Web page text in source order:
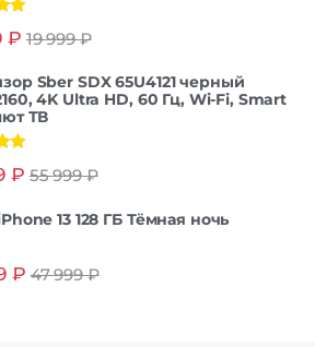
₽ 19 999₽
Sber SDX 65U4121 черный
4K Ultra HD, 60 Гц, Wi-Fi, Smart
ТВ
₽ 55 999₽
13 128 ГБ Тёмная ночь
₽ 47 999₽